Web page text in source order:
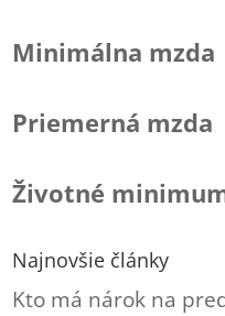
Minimálna mzda
Priemerná mzda
Životné
Najnovšie články
Kto má nárok na